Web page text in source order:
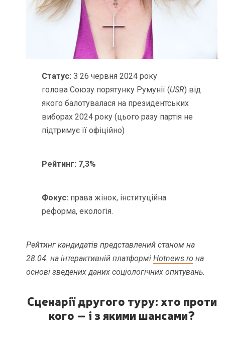
Статус: З 26 червня 2024 року
голова Союзу порятунку Румунії (USR) від
якого балотувалася на президентських
виборах 2024 року (цього разу партія не
підтримує її офіційно)
Рейтинг: 7,3%
Фокус: права жінок, інституційна
реформа, екологія.
Рейтинг кандидатів представлений станом на
28.04. на інтерактивній платформіHotnews.ro на
основі зведених даних соціологічних опитувань.
Сценарії другого туру: хто проти
кого – і з якими шансами?